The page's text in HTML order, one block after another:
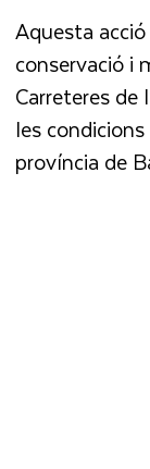
Aquesta
conservació i
Carreteres de
les
província de